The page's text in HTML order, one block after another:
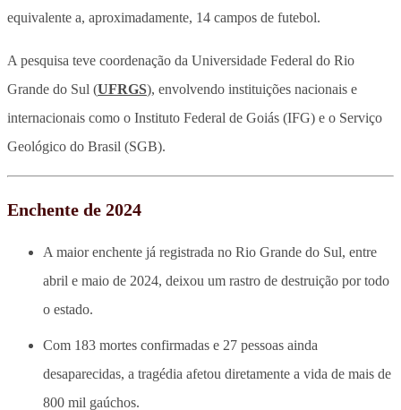
equivalente a, aproximadamente, 14 campos de futebol.
A pesquisa teve coordenação da Universidade Federal do Rio
Grande do Sul (UFRGS), envolvendo instituições nacionais e
internacionais como o Instituto Federal de Goiás (IFG) e o Serviço
Geológico do Brasil (SGB).
Enchente de 2024
A maior enchente já registrada no Rio Grande do Sul, entre
abril e maio de 2024, deixou um rastro de destruição por todo
o estado.
Com 183 mortes confirmadas e 27 pessoas ainda
desaparecidas, a tragédia afetou diretamente a vida de mais de
800 mil gaúchos.